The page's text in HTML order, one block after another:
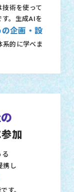
術を使って
。生成AIを
企画・設
系的に学べま
参加
る
携し
す。